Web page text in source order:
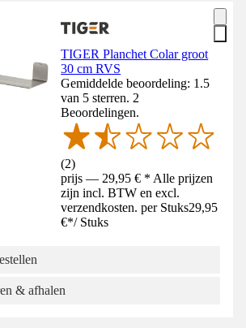
TIGER Planchet Colar groot
30 cm RVS
Gemiddelde beoordeling: 1.5
van 5 sterren. 2
Beoordelingen.
(2)
prijs — 29,95 € * Alle prijzen
zijn incl. BTW en excl.
verzendkosten. per Stuks29,95
€*/ Stuks
& afhalen